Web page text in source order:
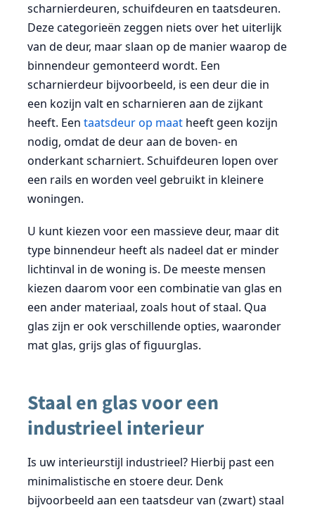
scharnierdeuren, schuifdeuren en taatsdeuren.
Deze categorieën zeggen niets over het uiterlijk
van de deur, maar slaan op de manier waarop de
binnendeur gemonteerd wordt. Een
scharnierdeur bijvoorbeeld, is een deur die in
een kozijn valt en scharnieren aan de zijkant
heeft. Een taatsdeur op maatheeft geen kozijn
nodig, omdat de deur aan de boven- en
onderkant scharniert. Schuifdeuren lopen over
een rails en worden veel gebruikt in kleinere
woningen.
U kunt kiezen voor een massieve deur, maar dit
type binnendeur heeft als nadeel dat er minder
lichtinval in de woning is. De meeste mensen
kiezen daarom voor een combinatie van glas en
een ander materiaal, zoals hout of staal. Qua
glas zijn er ook verschillende opties, waaronder
mat glas, grijs glas of figuurglas.
Staal en glas voor een
industrieel interieur
Is uw interieurstijl industrieel? Hierbij past een
minimalistische en stoere deur. Denk
bijvoorbeeld aan een taatsdeur van (zwart) staal